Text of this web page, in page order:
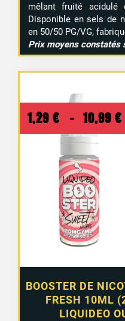
mêlant fruité acidulé
Disponible en sels de
en 50/50 PG/VG,
Prix moyens constatés
BOOSTER DE
FRESH 10ML
LIQUIDEO
1,29 € – 10,99 €